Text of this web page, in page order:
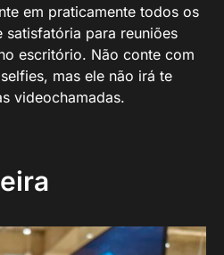
em praticamente todos os
satisfatória para reuniões
escritório. Não conte com
mas ele não irá te
videochamadas.